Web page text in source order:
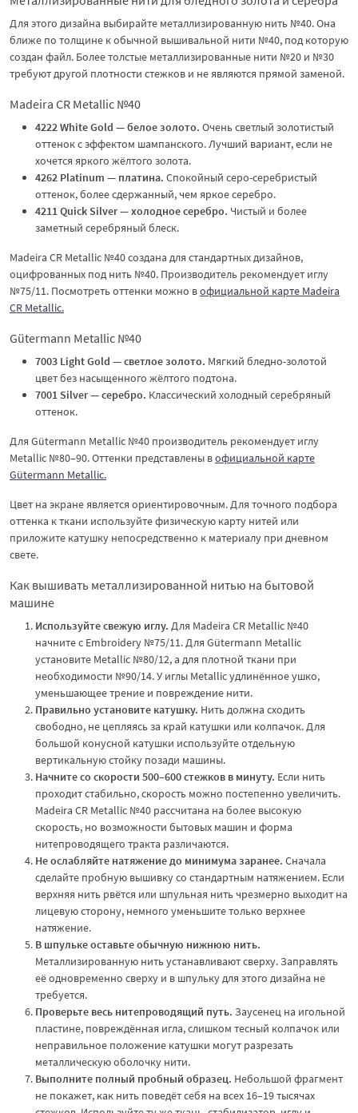
Для этого дизайна выбирайте металлизированную нить №40. Она
ближе по толщине к обычной вышивальной нити №40, под которую
создан файл. Более толстые металлизированные нити №20 и №30
требуют другой плотности стежков и не являются прямой заменой.
Madeira CR Metallic №40
4222 White Gold — белое золото. Очень светлый золотистый
оттенок с эффектом шампанского. Лучший вариант, если не
хочется яркого жёлтого золота.
4262 Platinum — платина. Спокойный серо-серебристый
оттенок, более сдержанный, чем яркое серебро.
4211 Quick Silver — холодное серебро. Чистый и более
заметный серебряный блеск.
Madeira CR Metallic №40 создана для стандартных дизайнов,
оцифрованных под нить №40. Производитель рекомендует иглу
№75/11. Посмотреть оттенки можно вофициальной карте Madeira
CR Metallic.
Gütermann Metallic №40
7003 Light Gold — светлое золото. Мягкий бледно-золотой
цвет без насыщенного жёлтого подтона.
7001 Silver — серебро. Классический холодный серебряный
оттенок.
Для Gütermann Metallic №40 производитель рекомендует иглу
Metallic №80–90. Оттенки представлены вофициальной карте
Gütermann Metallic.
Цвет на экране является ориентировочным. Для точного подбора
оттенка к ткани используйте физическую карту нитей или
приложите катушку непосредственно к материалу при дневном
свете.
Как вышивать металлизированной нитью на бытовой
машине
Используйте свежую иглу. Для Madeira CR Metallic №40
начните с Embroidery №75/11. Для Gütermann Metallic
установите Metallic №80/12, а для плотной ткани при
необходимости №90/14. У иглы Metallic удлинённое ушко,
уменьшающее трение и повреждение нити.
Правильно установите катушку. Нить должна сходить
свободно, не цепляясь за край катушки или колпачок. Для
большой конусной катушки используйте отдельную
вертикальную стойку позади машины.
Начните со скорости 500–600 стежков в минуту. Если нить
проходит стабильно, скорость можно постепенно увеличить.
Madeira CR Metallic №40 рассчитана на более высокую
скорость, но возможности бытовых машин и форма
нитепроводящего тракта различаются.
Не ослабляйте натяжение до минимума заранее. Сначала
сделайте пробную вышивку со стандартным натяжением. Если
верхняя нить рвётся или шпульная нить чрезмерно выходит на
лицевую сторону, немного уменьшите только верхнее
натяжение.
В шпульке оставьте обычную нижнюю нить.
Металлизированную нить устанавливают сверху. Заправлять
её одновременно сверху и в шпульку для этого дизайна не
требуется.
Проверьте весь нитепроводящий путь. Заусенец на игольной
пластине, повреждённая игла, слишком тесный колпачок или
неправильное положение катушки могут разрезать
металлическую оболочку нити.
Выполните полный пробный образец. Небольшой фрагмент
не покажет, как нить поведёт себя на всех 16–19 тысячах